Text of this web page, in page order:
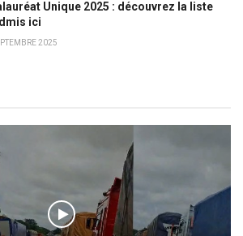
Unique 2025 : découvrez la liste
ici
2025